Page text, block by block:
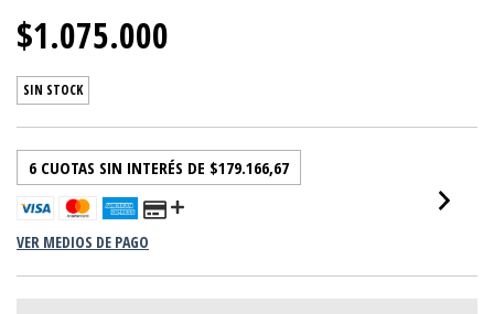
$1.075.000
SIN STOCK
6 CUOTAS SIN INTERÉS DE $179.166,67
VER MEDIOS DE PAGO